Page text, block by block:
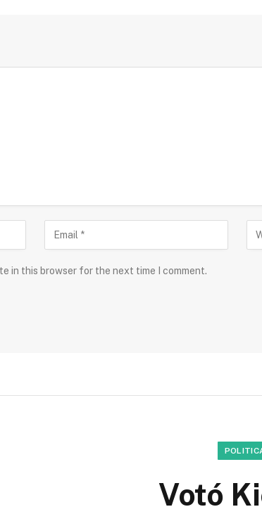
in this browser for the next time I comment.
Votó